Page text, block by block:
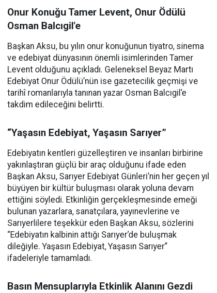
Onur Konuğu Tamer Levent, Onur Ödülü
Osman Balcıgil’e
Başkan Aksu, bu yılın onur konuğunun tiyatro, sinema
ve edebiyat dünyasının önemli isimlerinden Tamer
Levent olduğunu açıkladı. Geleneksel Beyaz Martı
Edebiyat Onur Ödülü’nün ise gazetecilik geçmişi ve
tarihî romanlarıyla tanınan yazar Osman Balcıgil’e
takdim edileceğini belirtti.
“Yaşasın Edebiyat, Yaşasın Sarıyer”
Edebiyatın kentleri güzelleştiren ve insanları birbirine
yakınlaştıran güçlü bir araç olduğunu ifade eden
Başkan Aksu, Sarıyer Edebiyat Günleri’nin her geçen yıl
büyüyen bir kültür buluşması olarak yoluna devam
ettiğini söyledi. Etkinliğin gerçekleşmesinde emeği
bulunan yazarlara, sanatçılara, yayınevlerine ve
Sarıyerlilere teşekkür eden Başkan Aksu, sözlerini
“Edebiyatın kalbinin attığı Sarıyer’de buluşmak
dileğiyle. Yaşasın Edebiyat, Yaşasın Sarıyer”
ifadeleriyle tamamladı.
Basın Mensuplarıyla Etkinlik Alanını Gezdi